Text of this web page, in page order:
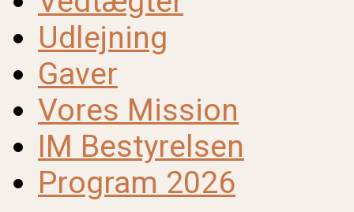
Udlejning
Gaver
Vores Mission
IM Bestyrelsen
Program 2026